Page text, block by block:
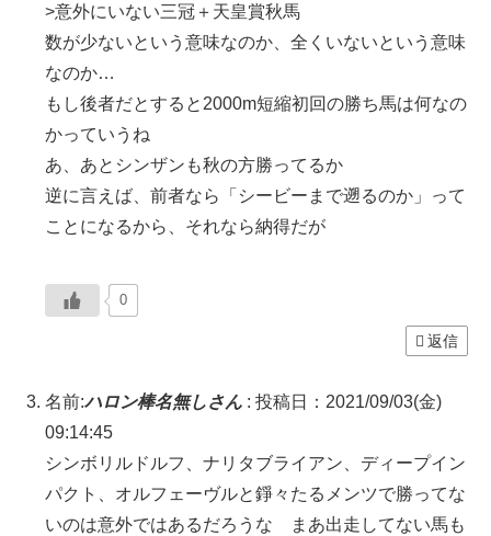
>意外にいない三冠＋天皇賞秋馬
数が少ないという意味なのか、全くいないという意味
なのか…
もし後者だとすると2000m短縮初回の勝ち馬は何なの
かっていうね
あ、あとシンザンも秋の方勝ってるか
逆に言えば、前者なら「シービーまで遡るのか」って
ことになるから、それなら納得だが
0
返信
名前:ハロン棒名無しさん : 投稿日：2021/09/03(金)
09:14:45
シンボリルドルフ、ナリタブライアン、ディープイン
パクト、オルフェーヴルと錚々たるメンツで勝ってな
いのは意外ではあるだろうな まあ出走してない馬も